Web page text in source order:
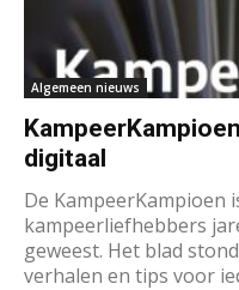
Algemeen nieuws
digitaal
De KampeerKampioen
kampeerliefhebbers
geweest. Het blad
verhalen en tips voor